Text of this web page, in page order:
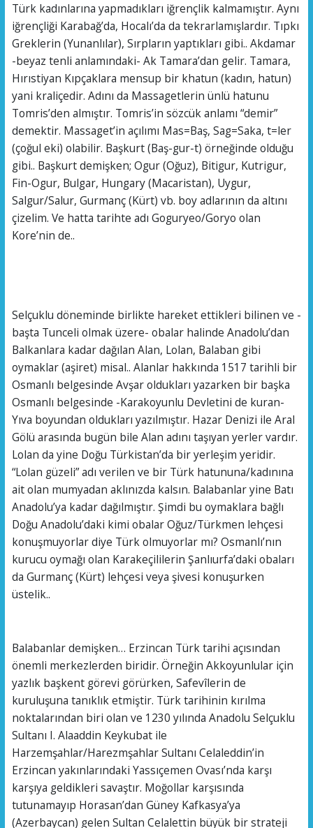
Türk kadınlarına yapmadıkları iğrençlik kalmamıştır. Aynı
iğrençliği Karabağ’da, Hocalı’da da tekrarlamışlardır. Tıpkı
Greklerin (Yunanlılar), Sırpların yaptıkları gibi.. Akdamar
-beyaz tenli anlamındaki- Ak Tamara’dan gelir. Tamara,
Hırıstiyan Kıpçaklara mensup bir khatun (kadın, hatun)
yani kraliçedir. Adını da Massagetlerin ünlü hatunu
Tomris’den almıştır. Tomris’in sözcük anlamı “demir”
demektir. Massaget’in açılımı Mas=Baş, Sag=Saka, t=ler
(çoğul eki) olabilir. Başkurt (Baş-gur-t) örneğinde olduğu
gibi.. Başkurt demişken; Ogur (Oğuz), Bitigur, Kutrigur,
Fin-Ogur, Bulgar, Hungary (Macaristan), Uygur,
Salgur/Salur, Gurmanç (Kürt) vb. boy adlarının da altını
çizelim. Ve hatta tarihte adı Goguryeo/Goryo olan
Kore’nin de..
Selçuklu döneminde birlikte hareket ettikleri bilinen ve -
başta Tunceli olmak üzere- obalar halinde Anadolu’dan
Balkanlara kadar dağılan Alan, Lolan, Balaban gibi
oymaklar (aşiret) misal.. Alanlar hakkında 1517 tarihli bir
Osmanlı belgesinde Avşar oldukları yazarken bir başka
Osmanlı belgesinde -Karakoyunlu Devletini de kuran-
Yıva boyundan oldukları yazılmıştır. Hazar Denizi ile Aral
Gölü arasında bugün bile Alan adını taşıyan yerler vardır.
Lolan da yine Doğu Türkistan’da bir yerleşim yeridir.
“Lolan güzeli” adı verilen ve bir Türk hatununa/kadınına
ait olan mumyadan aklınızda kalsın. Balabanlar yine Batı
Anadolu’ya kadar dağılmıştır. Şimdi bu oymaklara bağlı
Doğu Anadolu’daki kimi obalar Oğuz/Türkmen lehçesi
konuşmuyorlar diye Türk olmuyorlar mı? Osmanlı’nın
kurucu oymağı olan Karakeçililerin Şanlıurfa’daki obaları
da Gurmanç (Kürt) lehçesi veya şivesi konuşurken
üstelik..
Balabanlar demişken… Erzincan Türk tarihi açısından
önemli merkezlerden biridir. Örneğin Akkoyunlular için
yazlık başkent görevi görürken, Safevîlerin de
kuruluşuna tanıklık etmiştir. Türk tarihinin kırılma
noktalarından biri olan ve 1230 yılında Anadolu Selçuklu
Sultanı I. Alaaddin Keykubat ile
Harzemşahlar/Harezmşahlar Sultanı Celaleddin’in
Erzincan yakınlarındaki Yassıçemen Ovası’nda karşı
karşıya geldikleri savaştır. Moğollar karşısında
tutunamayıp Horasan’dan Güney Kafkasya’ya
(Azerbaycan) gelen Sultan Celalettin büyük bir strateji